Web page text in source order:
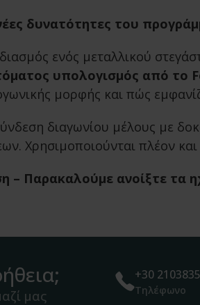
δυνατότητες του
ενός μεταλλικού
υπολογισμός από το
μορφής και πώς
διαγωνίου μέλους με
Χρησιμοποιούνται πλέον
– Παρακαλούμε ανοίξτε τα
μας
+30
Τηλέφωνο